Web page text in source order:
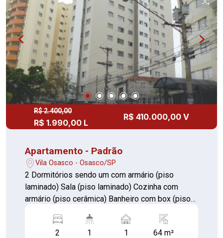
R$ 2.400,00
R$ 1.990,00 L
R$ 410.000,00 V
Apartamento - Padrão
Vila Osasco - Osasco/SP
2 Dormitórios sendo um com armário (piso
laminado) Sala (piso laminado) Cozinha com
armário (piso cerâmica) Banheiro com box (piso
automóvel
2
1 1 64 m²